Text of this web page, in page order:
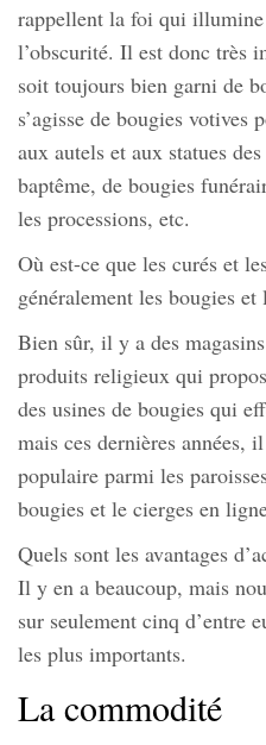
rappellent la foi qui illumine
l’obscurité. Il est donc très
soit toujours bien garni de
s’agisse de bougies votives
aux autels et aux statues
baptême, de bougies
les processions, etc.
Où est-ce que les curés et
généralement les bougies et
Bien sûr, il y a des
produits religieux qui
des usines de bougies qui
mais ces dernières années,
populaire parmi les
bougies et le cierges en
Quels sont les avantages
Il y en a beaucoup, mais
sur seulement cinq d’entre
les plus importants.
La commodité